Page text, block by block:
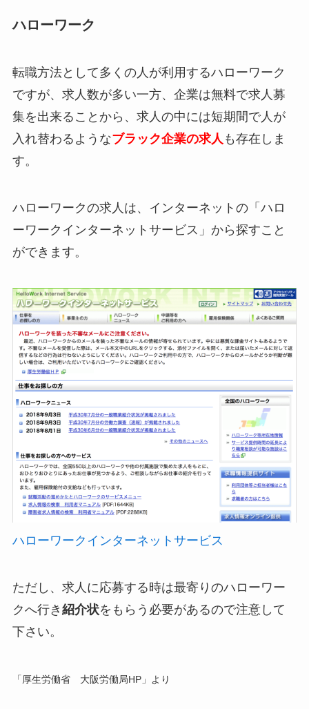
ハローワーク
転職方法として多くの人が利用するハローワーク
ですが、求人数が多い一方、企業は無料で求人募
集を出来ることから、求人の中には短期間で人が
入れ替わるようなブラック企業の求人 も存在しま
す。
ハローワークの求人は、インターネットの「ハロ
ーワークインターネットサービス」から探すこと
ができます。
ハローワークインターネットサービス
ただし、求人に応募する時は最寄りのハローワー
クへ行き 紹介状をもらう必要があるので注意して
下さい。
「厚生労働省 大阪労働局HP」より